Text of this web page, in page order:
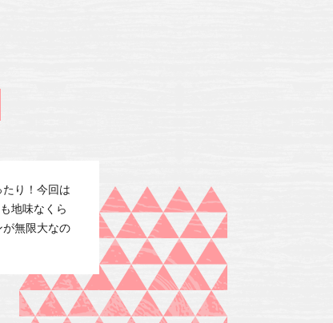
り！今回は
地味なくら
無限大なの